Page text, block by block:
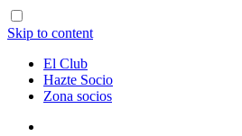
Skip to content
El Club
Hazte Socio
Zona socios